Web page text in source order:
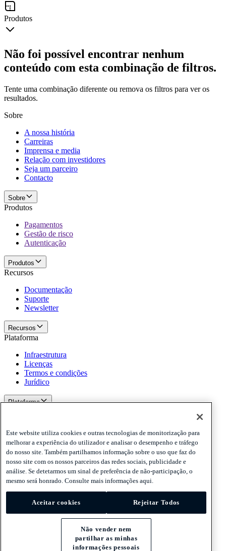
Produtos
Não foi possível encontrar nenhum
conteúdo com esta combinação de filtros.
Tente uma combinação diferente ou remova os filtros para ver os
resultados.
Sobre
A nossa história
Carreiras
Imprensa e media
Relação com investidores
Seja um parceiro
Contacto
Sobre
Produtos
Pagamentos
Gestão de risco
Autenticação
Produtos
Recursos
Documentação
Suporte
Newsletter
Recursos
Plataforma
Infraestrutura
Licenças
Termos e condições
Jurídico
Plataforma
Privacy
Cookies
Disclaimer
Políticas e aviso de isenção de responsabilidade
Assine nossa newsletter Assine nossa newsletter
Assine nossa
newsletter
Privacy
Cookies
Este website utiliza cookies e outras tecnologias de monitorização para
melhorar a experiência do utilizador e analisar o desempenho e tráfego
do nosso site. Também partilhamos informação sobre o uso que faz do
nosso site com os nossos parceiros das redes sociais, publicidade e
análise. Se detetarmos um sinal de preferência de não-participação, o
mesmo será honrado. Consulte mais informações aqui.
Aceitar cookies Rejeitar Todos
Não vender nem
partilhar as minhas
informações pessoais